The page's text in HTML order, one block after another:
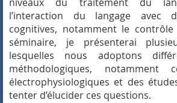
l’interaction du langage avec
cognitives, notamment le
séminaire, je présenterai
lesquelles nous adoptons
méthodologiques, notamment
électrophysiologiques et des
tenter d’élucider ces questions.